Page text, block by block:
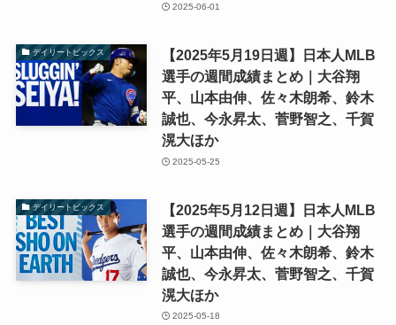
2025-06-01
デイリートピックス
【2025年5月19日週】日本人MLB
選手の週間成績まとめ｜大谷翔
平、山本由伸、佐々木朗希、鈴木
誠也、今永昇太、菅野智之、千賀
滉大ほか
2025-05-25
デイリートピックス
【2025年5月12日週】日本人MLB
選手の週間成績まとめ｜大谷翔
平、山本由伸、佐々木朗希、鈴木
誠也、今永昇太、菅野智之、千賀
滉大ほか
2025-05-18